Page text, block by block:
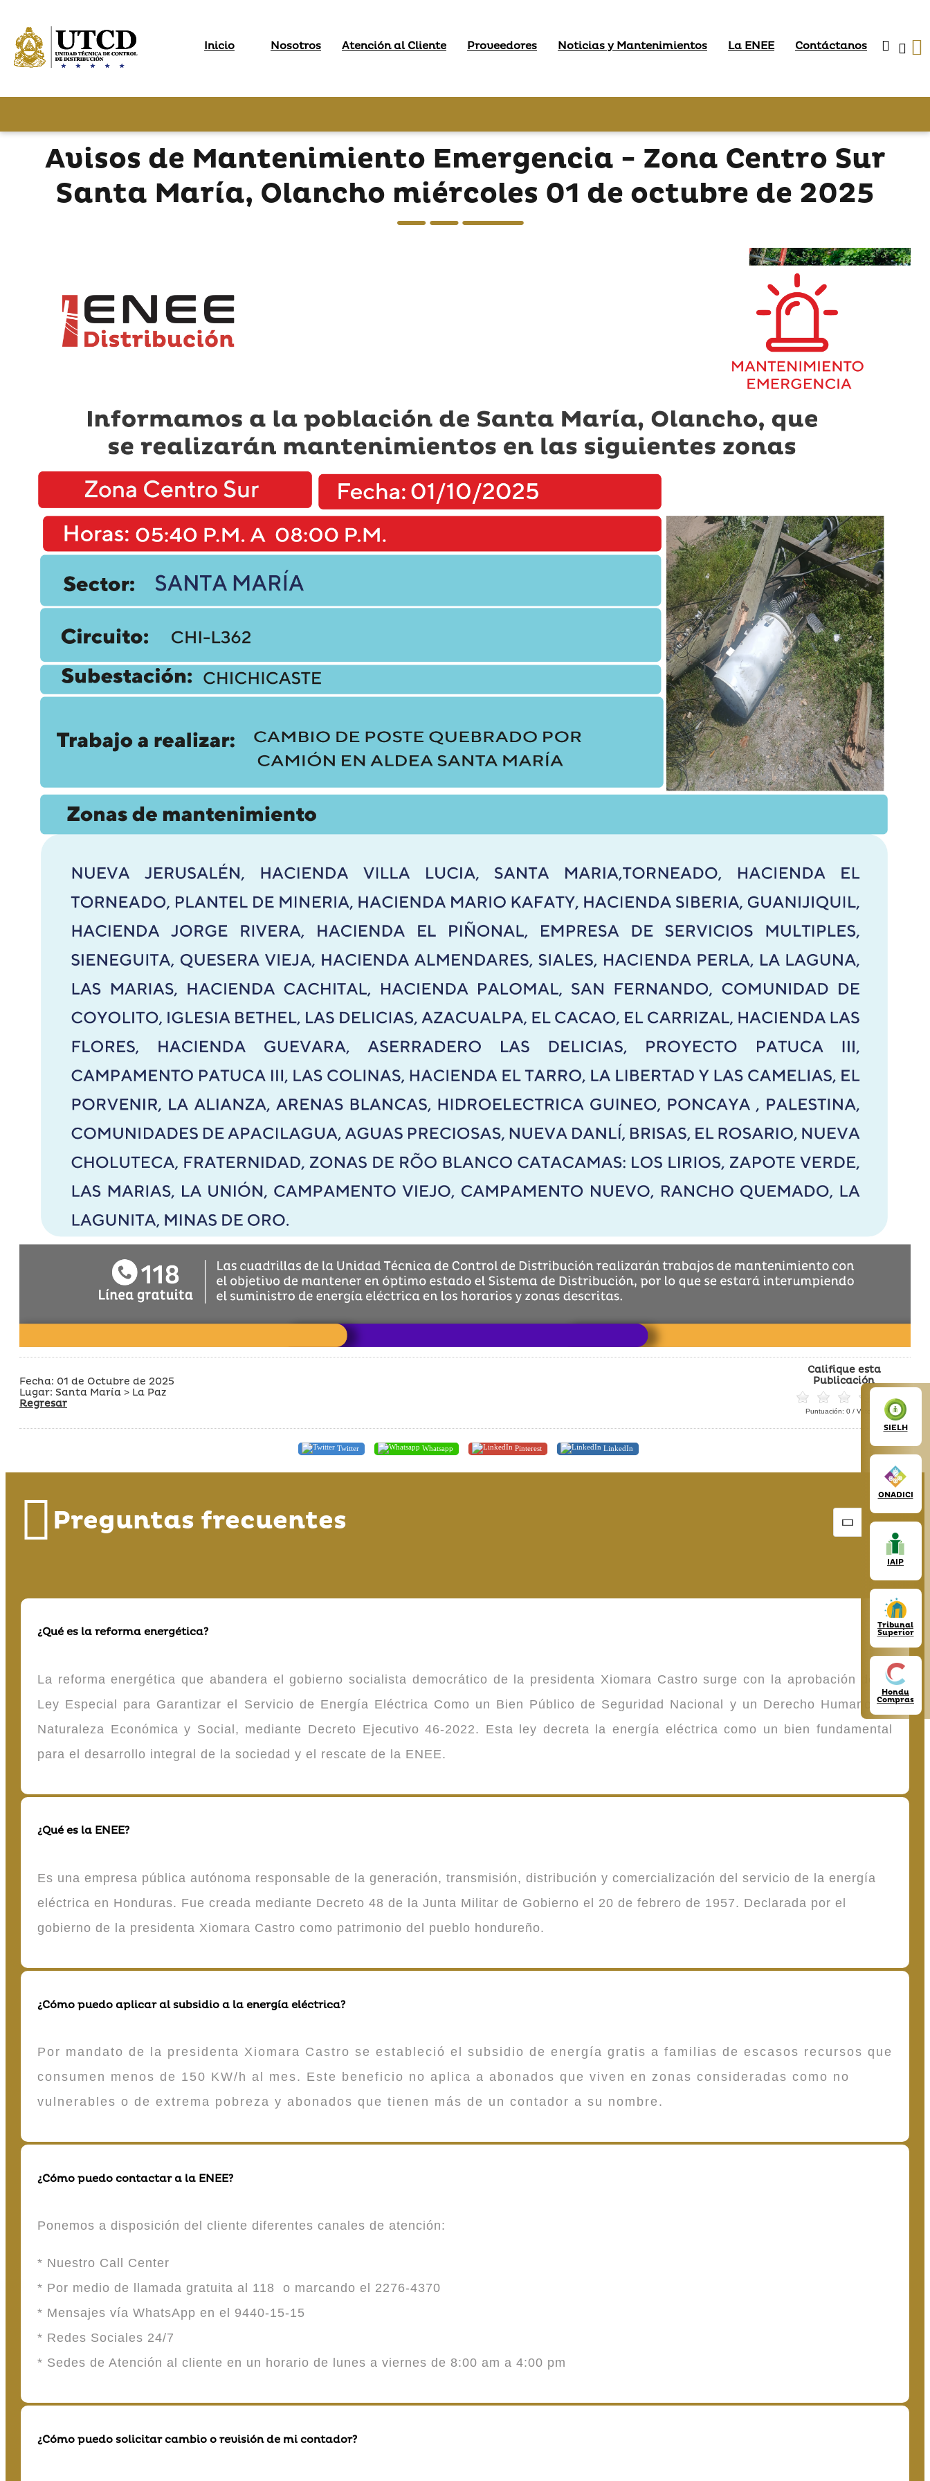
Inicio Nosotros Atención al Cliente Proveedores Noticias y Mantenimientos La ENEE Contáctanos
SIELH
ONADICI
IAIP
Tribunal
Superior
Hondu
Compras
Avisos de Mantenimiento Emergencia - Zona Centro Sur
Santa María, Olancho miércoles 01 de octubre de 2025
Fecha: 01 de Octubre de 2025
Lugar: Santa María > La Paz
Regresar
Califique esta
Publicación
Puntuación: 0/ Votos:
Twitter Whatsapp Pinterest LinkedIn
Preguntas frecuentes
¿Qué es la reforma energética?
La reforma energética que abandera el gobierno socialista democrático de la presidenta Xiomara Castro surge con la aprobación de la
Ley Especial para Garantizar el Servicio de Energía Eléctrica Como un Bien Público de Seguridad Nacional y un Derecho Humano de
Naturaleza Económica y Social, mediante Decreto Ejecutivo 46-2022. Esta ley decreta la energía eléctrica como un bien fundamental
para el desarrollo integral de la sociedad y el rescate de la ENEE.
¿Qué es la ENEE?
Es una empresa pública autónoma responsable de la generación, transmisión, distribución y comercialización del servicio de la energía
eléctrica en Honduras. Fue creada mediante Decreto 48 de la Junta Militar de Gobierno el 20 de febrero de 1957. Declarada por el
gobierno de la presidenta Xiomara Castro como patrimonio del pueblo hondureño.
¿Cómo puedo aplicar al subsidio a la energía eléctrica?
Por mandato de la presidenta Xiomara Castro se estableció el subsidio de energía gratis a familias de escasos recursos que
consumen menos de 150 KW/h al mes. Este beneficio no aplica a abonados que viven en zonas consideradas como no
vulnerables o de extrema pobreza y abonados que tienen más de un contador a su nombre.
¿Cómo puedo contactar a la ENEE?
Ponemos a disposición del cliente diferentes canales de atención:
* Nuestro Call Center
* Por medio de llamada gratuita al 118 o marcando el 2276-4370
* Mensajes vía WhatsApp en el 9440-15-15
* Redes Sociales 24/7
* Sedes de Atención al cliente en un horario de lunes a viernes de 8:00 am a 4:00 pm
¿Cómo puedo solicitar cambio o revisión de mi contador?